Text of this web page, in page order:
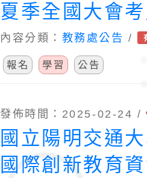
夏季全國大會
2025年6月29
內容分類： 教務處公告 /
報名 學習 公告
發佈時間：2025-02-24 /
國立陽明交通
國際創新教育